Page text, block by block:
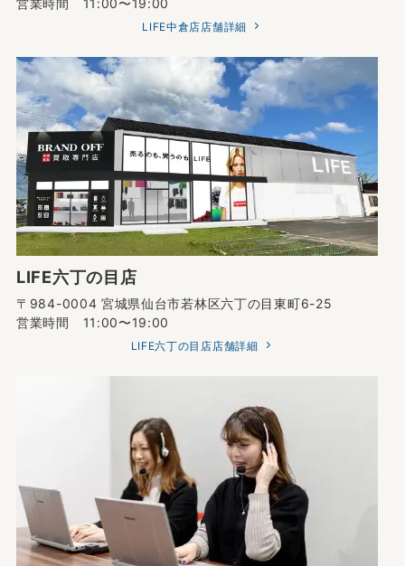
営業時間 11:00〜19:00
LIFE中倉店店舗詳細
LIFE六丁の目店
〒984-0004 宮城県仙台市若林区六丁の目東町6-25
営業時間 11:00〜19:00
LIFE六丁の目店店舗詳細